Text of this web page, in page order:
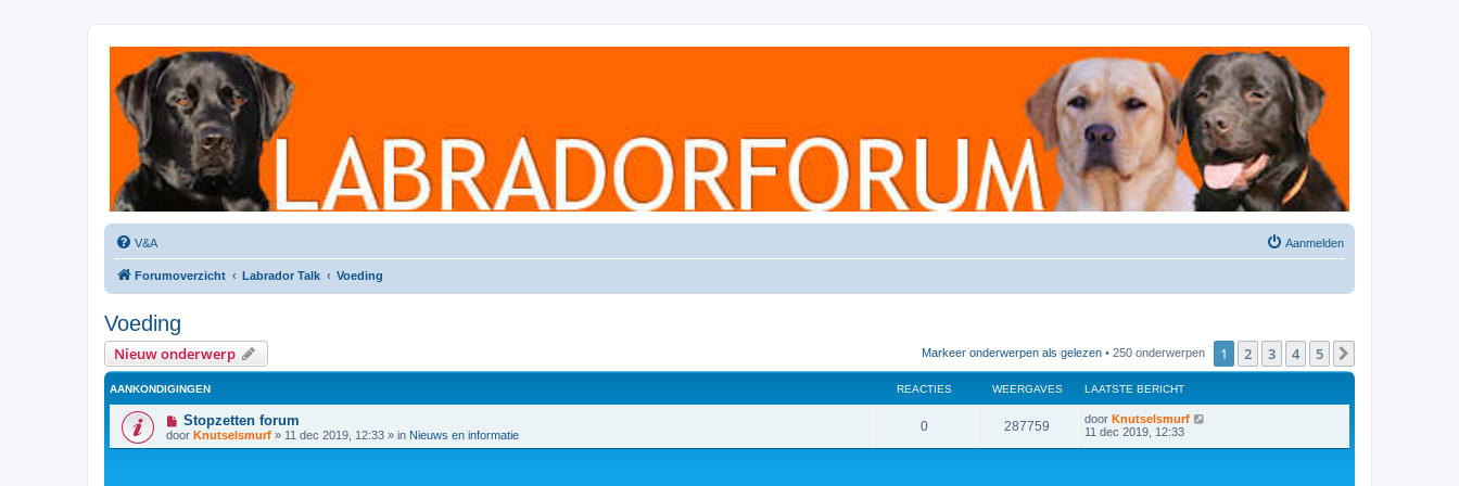
Labradorforum
Het gezelligste Labradorforum van Nederland en België!
V&A Aanmelden
Forumoverzicht Labrador Talk Voeding
Voeding
Nieuw onderwerp Markeer onderwerpen als gelezen • 250 onderwerpen 1 2 3 4 5
AANKONDIGINGEN REACTIES WEERGAVES LAATSTE BERICHT
Stopzetten forum
door Knutselsmurf » 11 dec 2019, 12:33 » in Nieuws en informatie
0 287759 door Knutselsmurf
11 dec 2019, 12:33